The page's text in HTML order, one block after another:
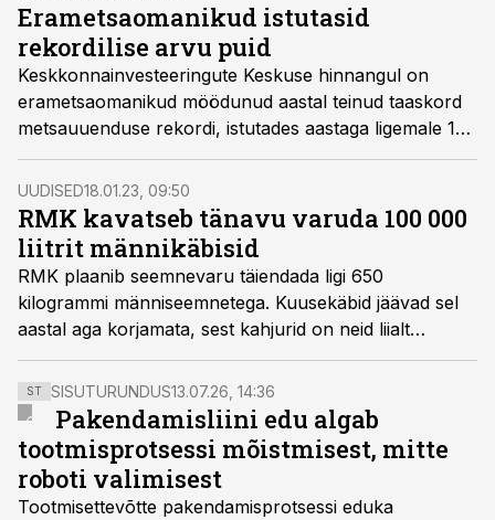
Erametsaomanikud istutasid
rekordilise arvu puid
Keskkonnainvesteeringute Keskuse hinnangul on
erametsaomanikud möödunud aastal teinud taaskord
metsauuenduse rekordi, istutades aastaga ligemale 18
miljonit metsataime.
UUDISED18.01.23, 09:50
RMK kavatseb tänavu varuda 100 000
liitrit männikäbisid
RMK plaanib seemnevaru täiendada ligi 650
kilogrammi männiseemnetega. Kuusekäbid jäävad sel
aastal aga korjamata, sest kahjurid on neid liialt
rikkunud.
ST SISUTURUNDUS13.07.26, 14:36
Pakendamisliini edu algab
tootmisprotsessi mõistmisest, mitte
roboti valimisest
Tootmisettevõtte pakendamisprotsessi eduka